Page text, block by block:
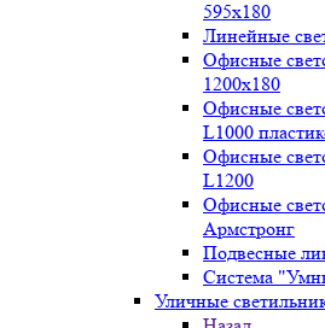
595х180
Линейные
Офисные
1200x180
Офисные
L1000
Офисные
L1200
Офисные
Армстронг
Подвесные
Система
Уличные